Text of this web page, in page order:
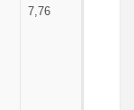
7,76